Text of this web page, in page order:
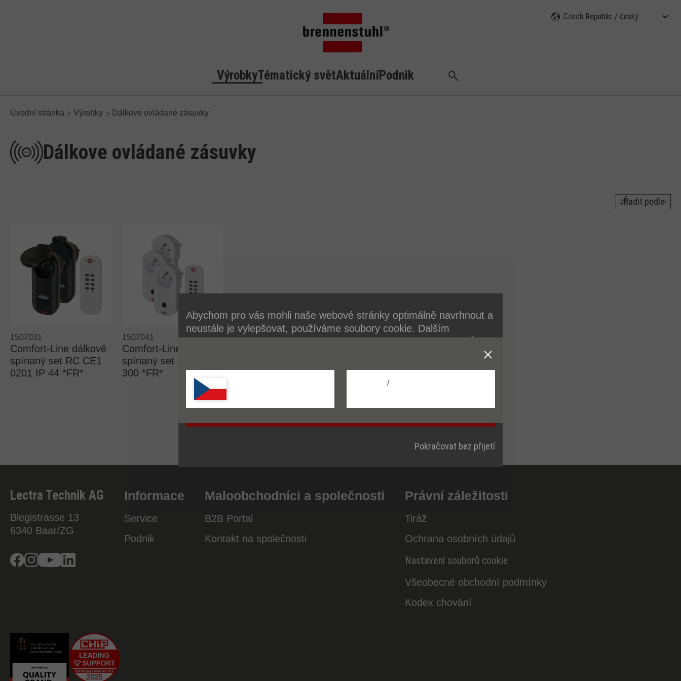
Abychom pro vás mohli naše webové stránky optimálně navrhnout a
neustále je vylepšovat, používáme soubory cookie. Dalším
zásadách ochrany osobních údajů.
Pokračovat bez přijetí
/
VýrobkyTématický světAktuálníPodnik Hledat
Úvodní stránka Výrobky Dálkove ovládané zásuvky
Dálkove ovládané zásuvky
Řadit podle
1507031
Comfort-Line dálkově
spínaný set RC CE1
0201 IP 44 *FR*
1507041
Comfort-Line dálkově
spínaný set RC CE1
300 *FR*
Lectra Technik AG
Blegistrasse 13
6340 Baar/ZG
Facebook
Instagram
Youtube
Informace
Service
Podnik
Maloobchodníci a společnosti
B2B Portal
Kontakt na společnosti
Právní záležitosti
Tiráž
Ochrana osobních údajů
Nastavení souborů cookie
Všeobecné obchodní podmínky
Kodex chování